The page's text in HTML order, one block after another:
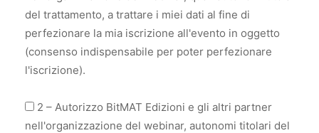
del trattamento, a trattare i miei dati al fine di
perfezionare la mia iscrizione all'evento in oggetto
(consenso indispensabile per poter perfezionare
l'iscrizione).
2 – Autorizzo BitMAT Edizioni e gli altri partner
nell'organizzazione del webinar, autonomi titolari del